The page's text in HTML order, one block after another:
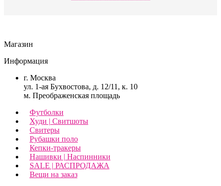
Магазин
Информация
г. Москва
ул. 1-ая Бухвостова, д. 12/11, к. 10
м. Преображенская площадь
Футболки
Худи | Свитшоты
Свитеры
Рубашки поло
Кепки-тракеры
Нашивки | Наспинники
SALE | РАСПРОДАЖА
Вещи на заказ